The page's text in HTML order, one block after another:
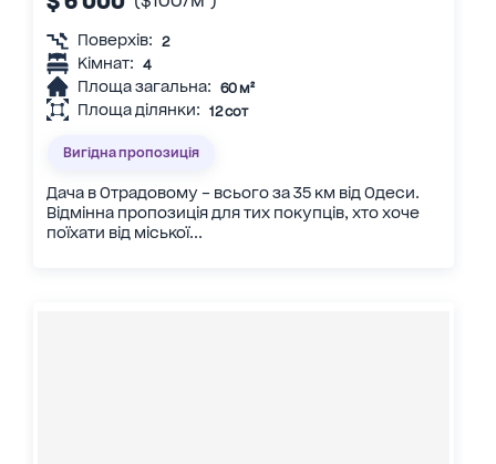
Поверхів: 2
Кімнат: 4
Площа загальна: 60 м²
Площа ділянки: 12 сот
Вигідна пропозиція
Дача в Отрадовому – всього за 35 км від Одеси.
Відмінна пропозиція для тих покупців, хто хоче
поїхати від міської...